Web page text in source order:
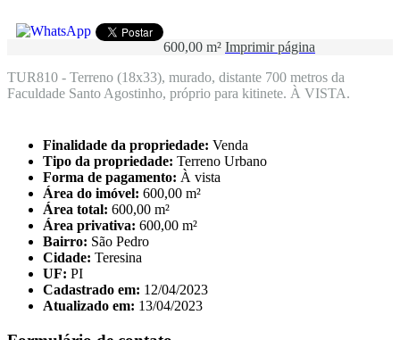
600,00 m² Imprimir página
TUR810 - Terreno (18x33), murado, distante 700 metros da
Faculdade Santo Agostinho, próprio para kitinete. À VISTA.
Finalidade da propriedade: Venda
Tipo da propriedade: Terreno Urbano
Forma de pagamento: À vista
Área do imóvel: 600,00 m²
Área total: 600,00 m²
Área privativa: 600,00 m²
Bairro: São Pedro
Cidade: Teresina
UF: PI
Cadastrado em: 12/04/2023
Atualizado em: 13/04/2023